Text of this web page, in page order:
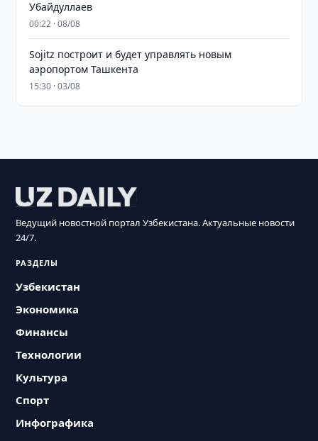
Убайдуллаев
00:22 · 08/08
Sojitz построит и будет управлять новым
аэропортом Ташкента
15:30 · 03/08
Ведущий новостной портал Узбекистана. Актуальные новости
24/7.
РАЗДЕЛЫ
Узбекистан
Экономика
Финансы
Технологии
Культура
Спорт
Инфографика